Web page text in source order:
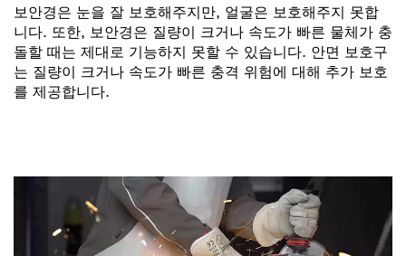
보안경은 눈을 잘 보호해주지만, 얼굴은 보호해주지 못합
니다. 또한, 보안경은 질량이 크거나 속도가 빠른 물체가 충
돌할 때는 제대로 기능하지 못할 수 있습니다. 안면 보호구
는 질량이 크거나 속도가 빠른 충격 위험에 대해 추가 보호
를 제공합니다.